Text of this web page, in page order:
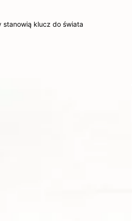
stanowią klucz do świata